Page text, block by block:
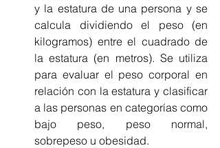
y la estatura de una persona y se
calcula dividiendo el peso (en
kilogramos) entre el cuadrado de
la estatura (en metros). Se utiliza
para evaluar el peso corporal en
relación con la estatura y clasificar
a las personas en categorías como
bajo peso, peso normal,
sobrepeso u obesidad.